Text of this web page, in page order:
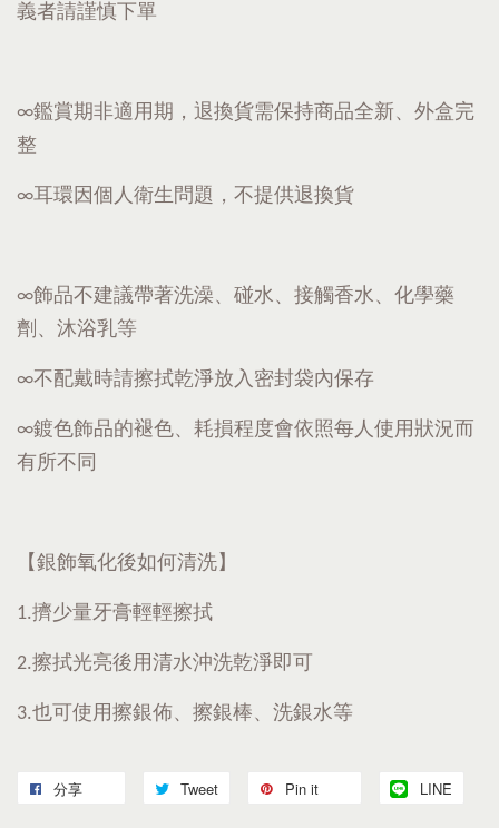
義者請謹慎下單
∞鑑賞期非適用期，退換貨需保持商品全新、外盒完
整
∞耳環因個人衛生問題，不提供退換貨
∞飾品不建議帶著洗澡、碰水、接觸香水、化學藥
劑、沐浴乳等
∞不配戴時請擦拭乾淨放入密封袋內保存
∞鍍色飾品的褪色、耗損程度會依照每人使用狀況而
有所不同
【銀飾氧化後如何清洗】
1.擠少量牙膏輕輕擦拭
2.擦拭光亮後用清水沖洗乾淨即可
3.也可使用擦銀佈、擦銀棒、洗銀水等
分享 Tweet Pin it LINE